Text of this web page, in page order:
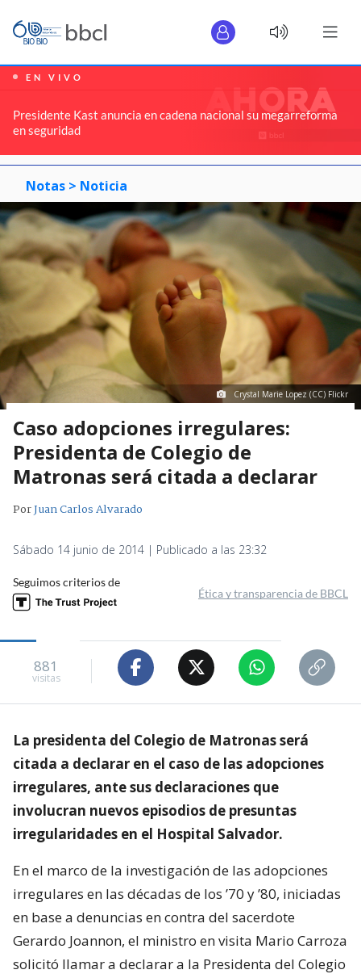
EN VIVO
Presidente Kast anuncia en cadena nacional su megarreforma
en seguridad
Notas > Noticia
Crystal Marie Lopez (CC) Flickr
Caso adopciones irregulares:
Presidenta de Colegio de
Matronas será citada a declarar
PorJuan Carlos Alvarado
Sábado 14 junio de 2014 | Publicado a las 23:32
Seguimos criterios de
Ética y transparencia de BBCL
881
visitas
La presidenta del Colegio de Matronas será
citada a declarar en el caso de las adopciones
irregulares, ante sus declaraciones que
involucran nuevos episodios de presuntas
irregularidades en el Hospital Salvador.
En el marco de la investigación de las adopciones
irregulares en las décadas de los ’70 y ’80, iniciadas
en base a denuncias en contra del sacerdote
Gerardo Joannon, el ministro en visita Mario Carroza
solicitó llamar a declarar a la Presidenta del Colegio